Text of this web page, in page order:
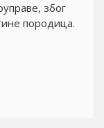
због
породица.